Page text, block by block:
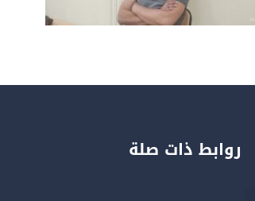
روابط ذات صلة